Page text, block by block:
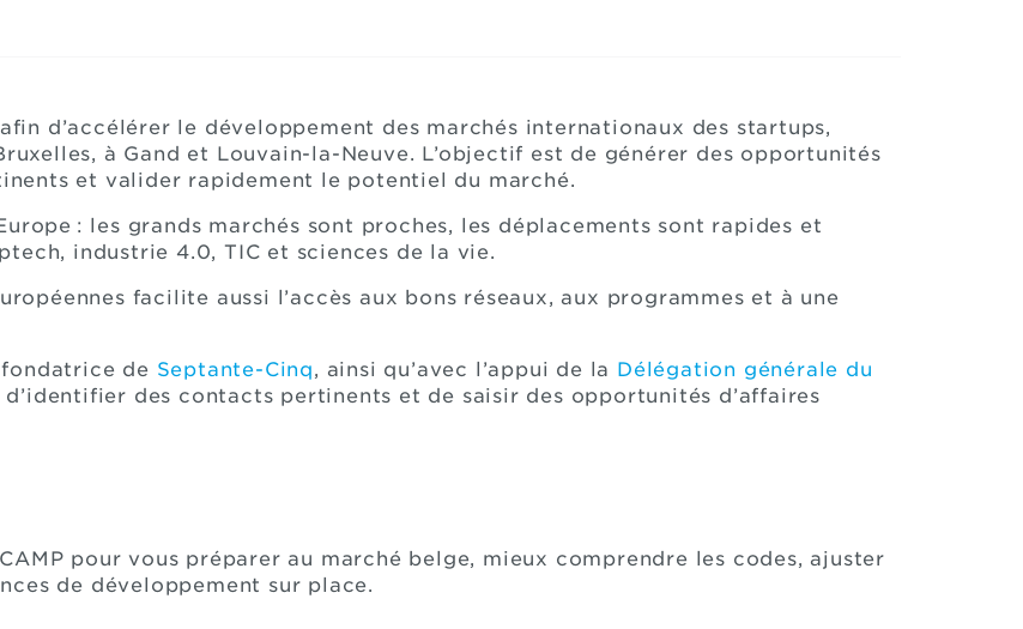
d’accélérer le développement des marchés internationaux des startups,
à Gand et Louvain-la-Neuve. L’objectif est de générer des opportunités
et valider rapidement le potentiel du marché.
: les grands marchés sont proches, les déplacements sont rapides et
industrie 4.0, TIC et sciences de la vie.
facilite aussi l’accès aux bons réseaux, aux programmes et à une
fondatrice de Septante-Cinq, ainsi qu’avec l’appui de la Délégation générale du
des contacts pertinents et de saisir des opportunités d’affaires
pour vous préparer au marché belge, mieux comprendre les codes, ajuster
de développement sur place.